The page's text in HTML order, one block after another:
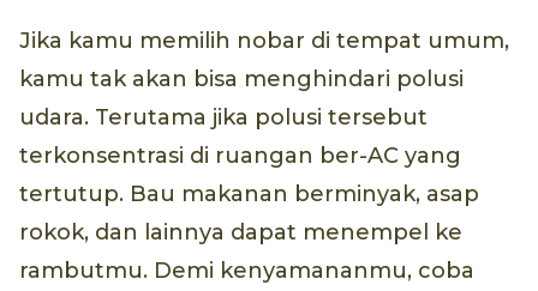
Jika kamu memilih nobar di tempat umum,
kamu tak akan bisa menghindari polusi
udara. Terutama jika polusi tersebut
terkonsentrasi di ruangan ber-AC yang
tertutup. Bau makanan berminyak, asap
rokok, dan lainnya dapat menempel ke
rambutmu. Demi kenyamananmu, coba